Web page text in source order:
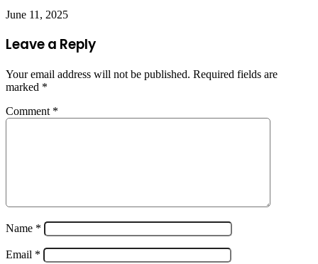
June 11, 2025
Leave a Reply
Your email address will not be published. Required fields are
marked *
Comment *
Name *
Email *